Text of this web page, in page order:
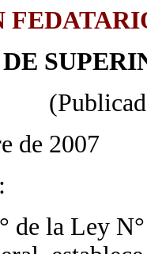
de 2007
de la Ley